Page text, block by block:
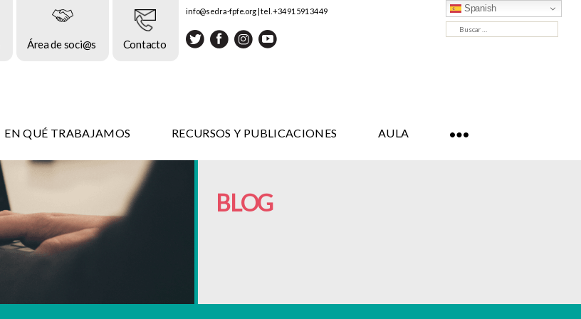
Área de soci@s Contacto
info@sedra-fpfe.org|tel. +34 91 591 34 49
EN QUÉ TRABAJAMOS RECURSOS Y PUBLICACIONES AULA
Buscar:
BLOG
Spanish